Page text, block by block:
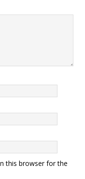
this browser for the